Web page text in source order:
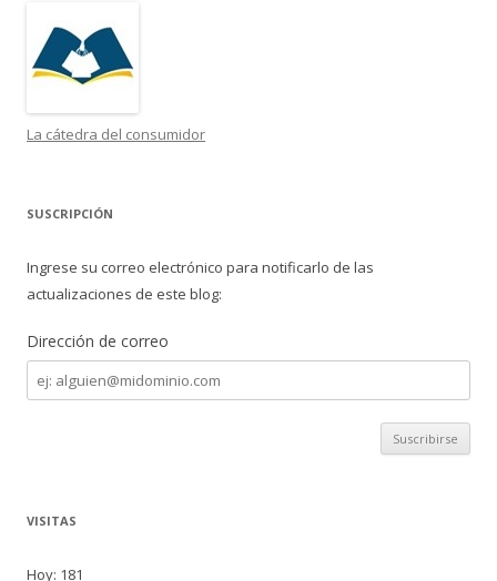
La cátedra del consumidor
SUSCRIPCIÓN
Ingrese su correo electrónico para notificarlo de las
actualizaciones de este blog:
Dirección de correo
Dirección
de
correo
VISITAS
Hoy: 181